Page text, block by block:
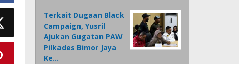
Terkait Dugaan Black
Campaign, Yusril
Ajukan Gugatan PAW
Pilkades Bimor Jaya
Ke…